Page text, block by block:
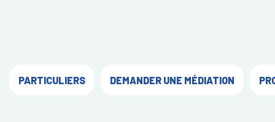
PARTICULIERS DEMANDER UNE MÉDIATION